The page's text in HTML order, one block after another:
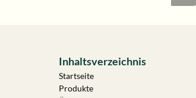
Inhaltsverzeichnis
Startseite
Produkte